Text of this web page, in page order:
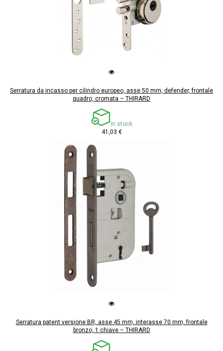
Serratura da incasso per cilindro europeo, asse 50 mm, defender, frontale
quadro, cromata – THIRARD
In stock
41,03 €
Serratura patent versione BR, asse 45 mm, interasse 70 mm, frontale
bronzo, 1 chiave – THIRARD